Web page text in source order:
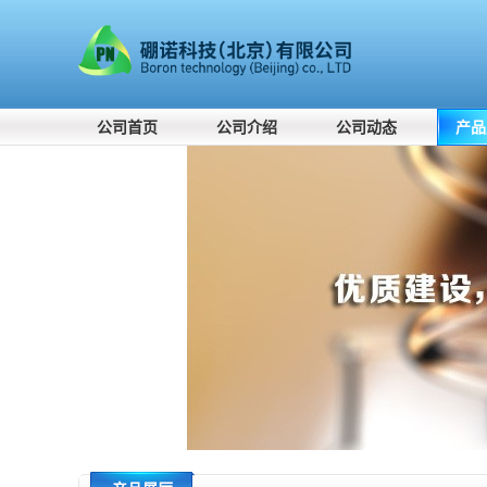
公司首页 公司介绍 公司动态 产